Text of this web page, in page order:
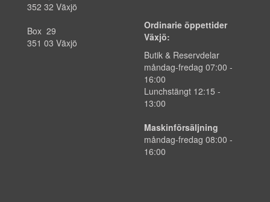
352 32 Växjö
Box 29
351 03 Växjö
Ordinarie öppettider
Växjö:
Butik & Reservdelar
måndag-fredag 07:00 -
16:00
Lunchstängt 12:15 -
13:00
Maskinförsäljning
måndag-fredag 08:00 -
16:00